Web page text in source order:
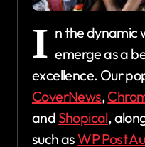
I n the dynamic
emerge as a
excellence. Our
CoverNews,
andShopical,
such asWP Post